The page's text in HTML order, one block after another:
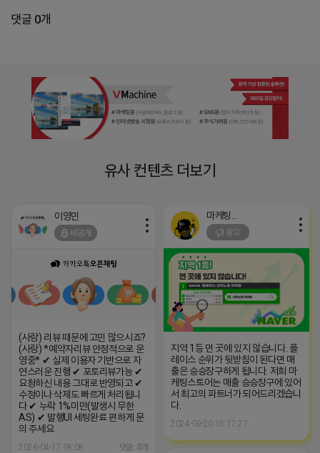
댓글 0개
유사 컨텐츠 더보기
이영민
비공개
(사랑) 리뷰 때문에 고민 많으시죠?
(사랑) *예약자리뷰 안정적으로 운
영중* ✔ 실제 이용자 기반으로 자
연스러운 진행 ✔ 포토리뷰가능 ✔
요청하신 내용 그대로 반영되고 ✔
수정이나 삭제도 빠르게 처리됩니
다 ✔ 누락 1%미만(발생시 무한
AS) ✔ 발행UI 세팅완료 편하게 문
의 주세요
2026-04-17 18:08 댓글: 0개
광고
지역 1등 먼 곳에 있지 않습니다. 플
레이스 순위가 뒷받침이 된다면 매
출은 승승장구하게 됩니다. 저희 마
케팅스토어는 매출 승승장구에 있어
서 최고의 파트너가 되어드리겠습니
다.
2024-09-20 15:17:27